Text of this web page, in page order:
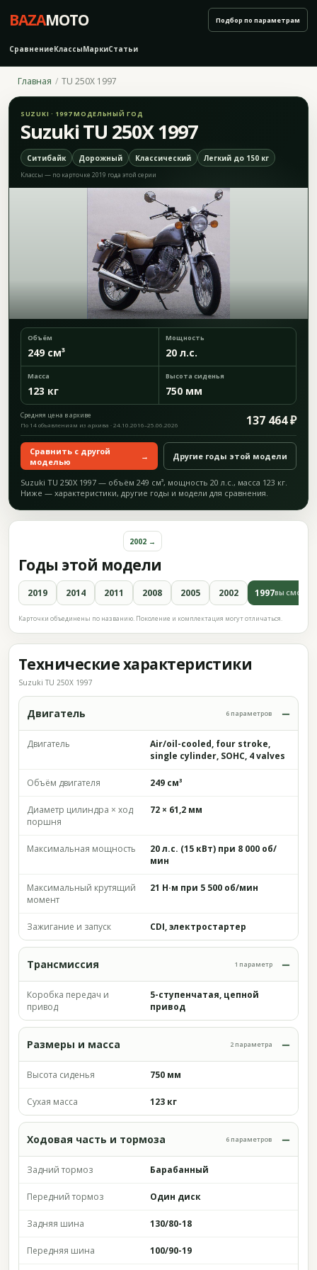
BAZAMOTO
СравнениеКлассыМаркиСтатьи
Подбор по параметрам
Главная TU 250X 1997
SUZUKI · 1997 МОДЕЛЬНЫЙ ГОД
Suzuki TU 250X 1997
Ситибайк Дорожный Классический Легкий до 150 кг
Классы — по карточке 2019 года этой серии
Объём
249 см³
Мощность
20 л.с.
Масса
123 кг
Высота сиденья
750 мм
Средняя цена в архиве 137 464 ₽
По 14 объявлениям из архива · 24.10.2016–25.06.2026
Сравнить с другой
моделью
→ Другие годы этой модели
Suzuki TU 250X 1997 — объём 249 см³, мощность 20 л.с., масса 123 кг.
Ниже — характеристики, другие годы и модели для сравнения.
Годы этой модели
2002 →
2019 2014 2011 2008 2005 2002 1997ВЫ
Карточки объединены по названию. Поколение и комплектация могут отличаться.
Технические характеристики
Suzuki TU 250X 1997
Двигатель 6 параметров
Двигатель
Air/oil-cooled, four stroke,
single cylinder, SOHC, 4 valves
Объём двигателя 249 см³
Диаметр цилиндра × ход
поршня
72 × 61,2 мм
Максимальная мощность
20 л.с. (15 кВт) при 8 000 об/
мин
Максимальный крутящий
момент
21 Н·м при 5 500 об/мин
Зажигание и запуск CDI, электростартер
Трансмиссия 1 параметр
Коробка передач и
привод
5-ступенчатая, цепной
привод
Размеры и масса 2 параметра
Высота сиденья 750 мм
Сухая масса 123 кг
Ходовая часть и тормоза 6 параметров
Задний тормоз Барабанный
Передний тормоз Один диск
Задняя шина 130/80-18
Передняя шина 100/90-19